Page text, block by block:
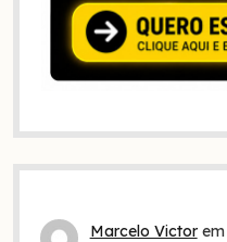
Marcelo Victorem